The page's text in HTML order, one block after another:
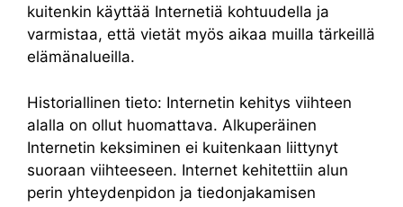
kuitenkin käyttää Internetiä kohtuudella ja
varmistaa, että vietät myös aikaa muilla tärkeillä
elämänalueilla.
Historiallinen tieto: Internetin kehitys viihteen
alalla on ollut huomattava. Alkuperäinen
Internetin keksiminen ei kuitenkaan liittynyt
suoraan viihteeseen. Internet kehitettiin alun
perin yhteydenpidon ja tiedonjakamisen